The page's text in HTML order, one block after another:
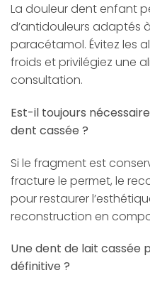
La douleur dent enfant
d’antidouleurs adaptés
paracétamol. Évitez les
froids et privilégiez une
consultation.
Est-il toujours
dent cassée ?
Si le fragment est
fracture le permet, le
pour restaurer
reconstruction en
Une dent de lait
définitive ?